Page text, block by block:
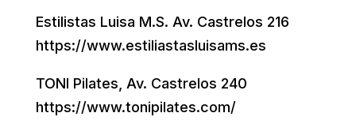
Estilistas Luisa M.S. Av. Castrelos 216
https://www.estiliastasluisams.es
TONI Pilates, Av. Castrelos 240
https://www.tonipilates.com/